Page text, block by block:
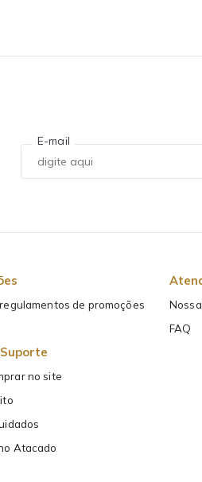
E-mail
de promoções
no site
Atacado
FAQ